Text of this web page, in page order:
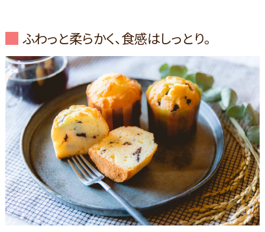
ふわっと柔らかく、食感はしっとり。